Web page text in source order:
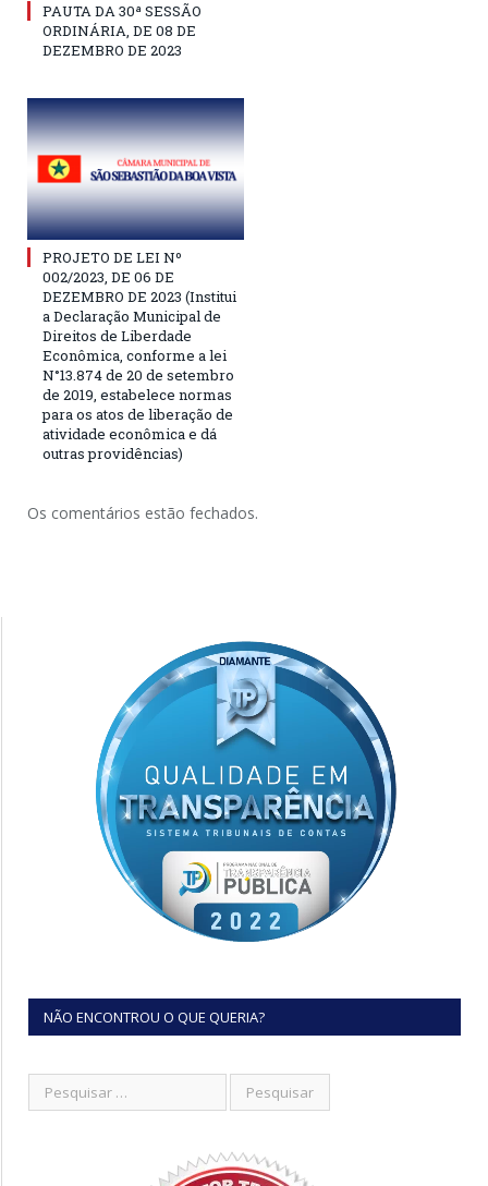
PAUTA DA 30ª SESSÃO
ORDINÁRIA, DE 08 DE
DEZEMBRO DE 2023
PROJETO DE LEI Nº
002/2023, DE 06 DE
DEZEMBRO DE 2023 (Institui
a Declaração Municipal de
Direitos de Liberdade
Econômica, conforme a lei
N°13.874 de 20 de setembro
de 2019, estabelece normas
para os atos de liberação de
atividade econômica e dá
outras providências)
Os comentários estão fechados.
NÃO ENCONTROU O QUE QUERIA?